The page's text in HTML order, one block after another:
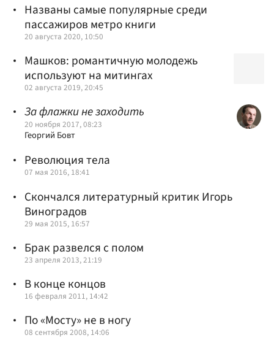
Названы самые популярные среди
пассажиров метро книги
20 августа 2020, 10:50
Машков: романтичную молодежь
используют на митингах
02 августа 2019, 20:45
За флажки не заходить
20 ноября 2017, 08:23
Георгий Бовт
Революция тела
07 мая 2016, 18:41
Скончался литературный критик Игорь
Виноградов
29 мая 2015, 16:57
Брак развелся с полом
23 апреля 2013, 21:19
В конце концов
16 февраля 2011, 14:42
По «Мосту»не в ногу
08 сентября 2008, 14:06